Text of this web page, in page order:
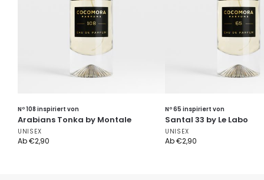
Nº 108 inspiriert von
Arabians Tonka by Montale
UNISEX
Ab€2,90
Nº 65 inspiriert von
Santal 33 by Le Labo
UNISEX
Ab€2,90